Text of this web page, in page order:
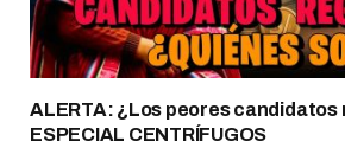
ALERTA: ¿Los peores candidatos
ESPECIAL CENTRÍFUGOS